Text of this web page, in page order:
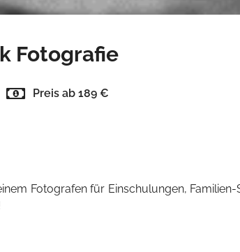
Fotografie
Preis ab 189 €
Fotografen für Einschulungen,